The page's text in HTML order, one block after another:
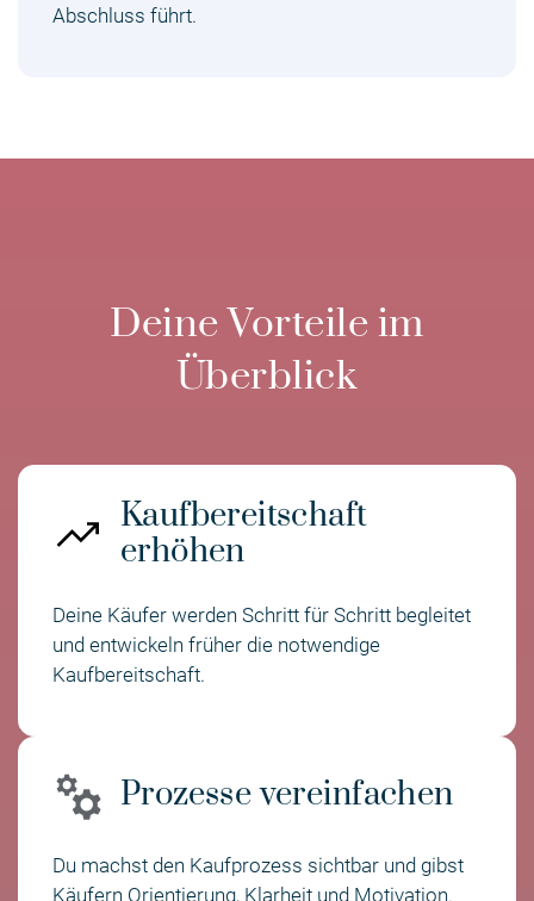
Abschluss führt.
Deine Vorteile im
Überblick
Kaufbereitschaft
erhöhen
Deine Käufer werden Schritt für Schritt begleitet
und entwickeln früher die notwendige
Kaufbereitschaft.
Prozesse vereinfachen
Du machst den Kaufprozess sichtbar und gibst
Käufern Orientierung, Klarheit und Motivation.